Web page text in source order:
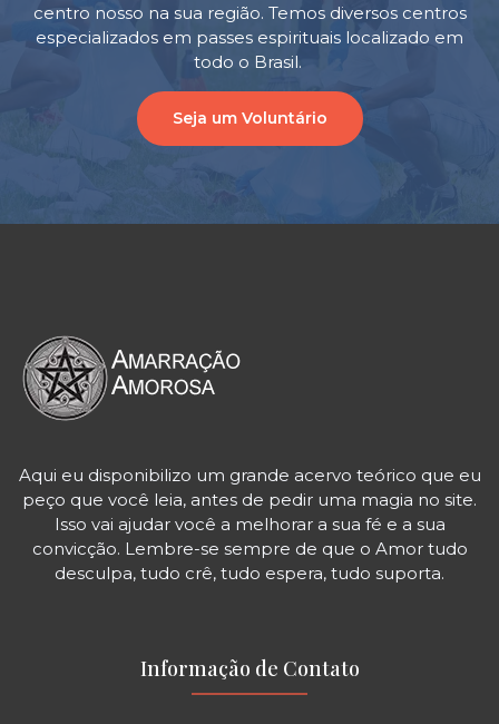
centro nosso na sua região. Temos diversos centros
especializados em passes espirituais localizado em
todo o Brasil.
Seja um Voluntário
Aqui eu disponibilizo um grande acervo teórico que eu
peço que você leia, antes de pedir uma magia no site.
Isso vai ajudar você a melhorar a sua fé e a sua
convicção. Lembre-se sempre de que o Amor tudo
desculpa, tudo crê, tudo espera, tudo suporta.
Informação de Contato